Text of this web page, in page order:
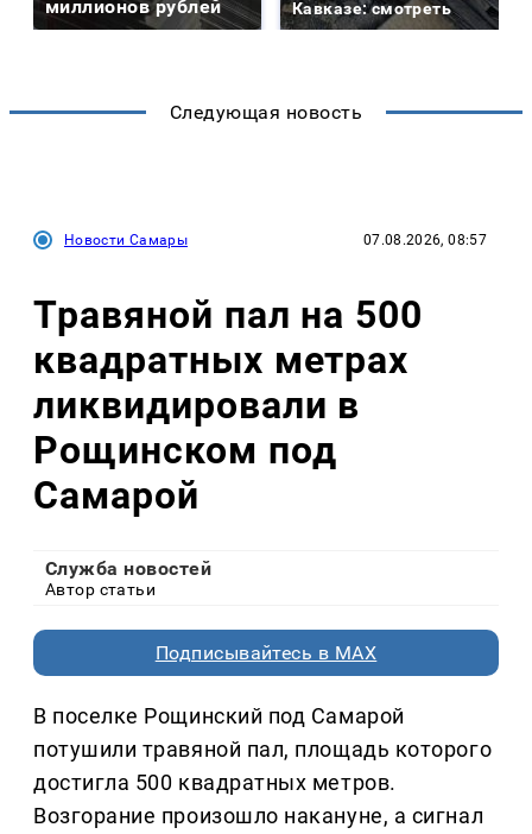
миллионов рублей Кавказе: смотреть
Следующая новость
Новости Самары 07.08.2026, 08:57
Травяной пал на 500
квадратных метрах
ликвидировали в
Рощинском под
Самарой
Служба новостей
Автор статьи
Подписывайтесь в MAX
В поселке Рощинский под Самарой
потушили травяной пал, площадь которого
достигла 500 квадратных метров.
Возгорание произошло накануне, а сигнал